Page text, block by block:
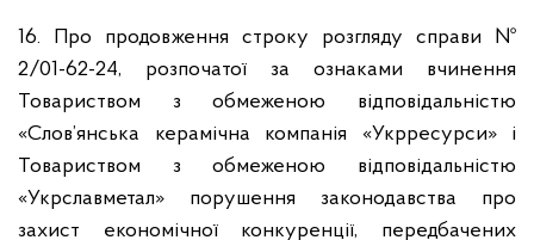
16. Про продовження строку розгляду справи №
2/01-62-24, розпочатої за ознаками вчинення
Товариством з обмеженою відповідальністю
«Слов’янська керамічна компанія «Укрресурси» і
Товариством з обмеженою відповідальністю
«Укрславметал» порушення законодавства про
захист економічної конкуренції, передбачених